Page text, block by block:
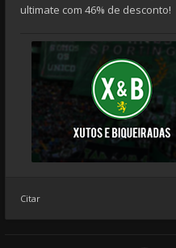
ultimate com 46% de desconto!
Citar